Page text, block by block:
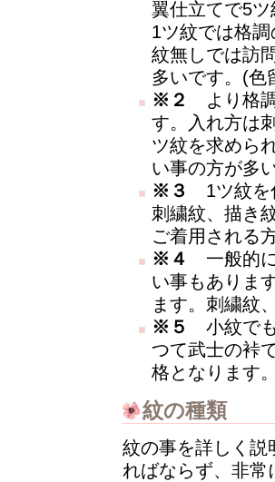
翼仕立てで5
1ツ紋では格
紋無しでは訪
多いです。(色
※２
より格
す。入れ方は
ツ紋を求めら
い事の方が多
※３
1ツ紋を
刺繍紋、描き
ご着用される
※４
一般的
い事もありま
ます。刺繍紋
※５
小紋で
つて武士の裃
格となります
紋の種類
紋の事を詳しく説
ればならず、非常